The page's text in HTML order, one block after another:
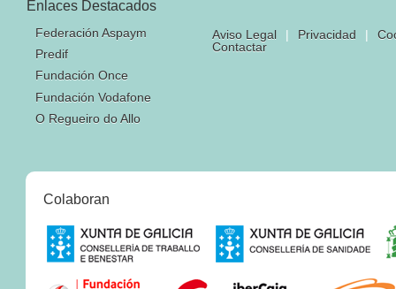
Enlaces Destacados
Federación Aspaym
Predif
Fundación Once
Fundación Vodafone
O Regueiro do Allo
Aviso Legal | Privacidad |
Contactar
Colaboran